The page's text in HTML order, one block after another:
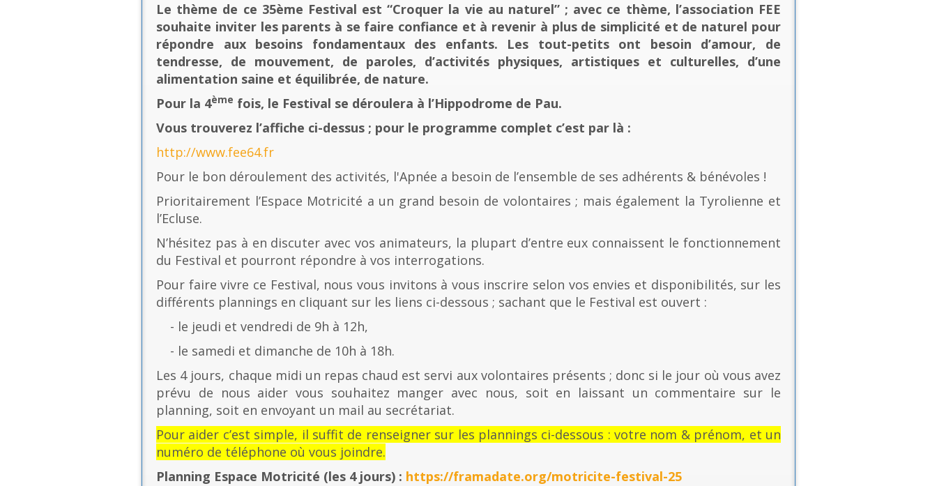
Le thème de ce 35ème Festival est “Croquer la vie au naturel” ; avec ce thème, l’association FEE
souhaite inviter les parents à se faire confiance et à revenir à plus de simplicité et de naturel pour
répondre aux besoins fondamentaux des enfants. Les tout-petits ont besoin d’amour, de
tendresse, de mouvement, de paroles, d’activités physiques, artistiques et culturelles, d’une
alimentation saine et équilibrée, de nature.
Pour la 4ème fois, le Festival se déroulera à l’Hippodrome de Pau.
Vous trouverez l’affiche ci-dessus ; pour le programme complet c’est par là :
http://www.fee64.fr
Pour le bon déroulement des activités, l'Apnée a besoin de l’ensemble de ses adhérents & bénévoles !
Prioritairement l’Espace Motricité a un grand besoin de volontaires ; mais également la Tyrolienne et
l’Ecluse.
N’hésitez pas à en discuter avec vos animateurs, la plupart d’entre eux connaissent le fonctionnement
du Festival et pourront répondre à vos interrogations.
Pour faire vivre ce Festival, nous vous invitons à vous inscrire selon vos envies et disponibilités, sur les
différents plannings en cliquant sur les liens ci-dessous ; sachant que le Festival est ouvert :
- le jeudi et vendredi de 9h à 12h,
- le samedi et dimanche de 10h à 18h.
Les 4 jours, chaque midi un repas chaud est servi aux volontaires présents ; donc si le jour où vous avez
prévu de nous aider vous souhaitez manger avec nous, soit en laissant un commentaire sur le
planning, soit en envoyant un mail au secrétariat.
Pour aider c’est simple, il suffit de renseigner sur les plannings ci-dessous : votre nom & prénom, et un
numéro de téléphone où vous joindre.
Planning Espace Motricité (les 4 jours) : https://framadate.org/motricite-festival-25